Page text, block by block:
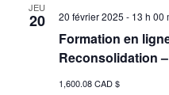
JEU
20
Formation en
Reconsolidation
20 février 2025 - 13 h 00
1,600.08 CAD $